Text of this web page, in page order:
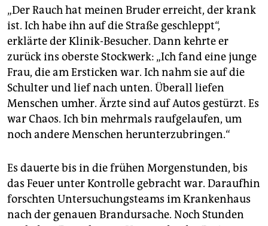
„Der Rauch hat meinen Bruder erreicht, der krank
ist. Ich habe ihn auf die Straße geschleppt“,
erklärte der Klinik-Besucher. Dann kehrte er
zurück ins oberste Stockwerk: „Ich fand eine junge
Frau, die am Ersticken war. Ich nahm sie auf die
Schulter und lief nach unten. Überall liefen
Menschen umher. Ärzte sind auf Autos gestürzt. Es
war Chaos. Ich bin mehrmals raufgelaufen, um
noch andere Menschen herunterzubringen.“
Es dauerte bis in die frühen Morgenstunden, bis
das Feuer unter Kontrolle gebracht war. Daraufhin
forschten Untersuchungsteams im Krankenhaus
nach der genauen Brandursache. Noch Stunden